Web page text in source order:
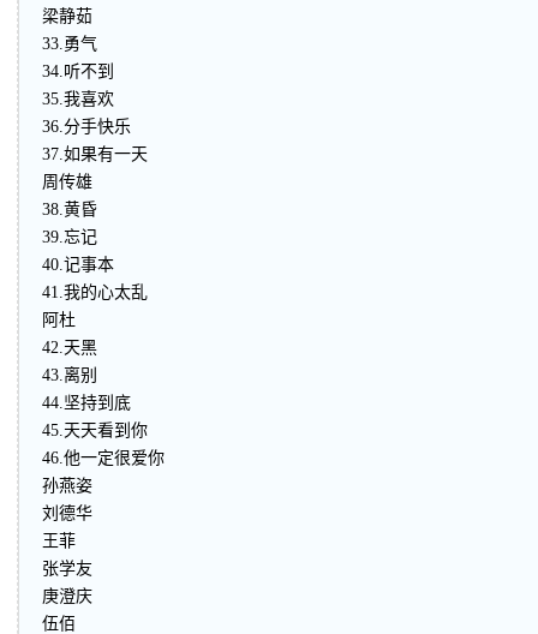
梁静茹
33.勇气
34.听不到
35.我喜欢
36.分手快乐
37.如果有一天
周传雄
38.黄昏
39.忘记
40.记事本
41.我的心太乱
阿杜
42.天黑
43.离别
44.坚持到底
45.天天看到你
46.他一定很爱你
孙燕姿
刘德华
王菲
张学友
庚澄庆
伍佰